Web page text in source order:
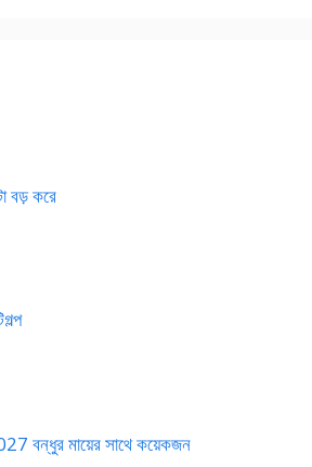
বড় করে
মায়ের সাথে কয়েকজন